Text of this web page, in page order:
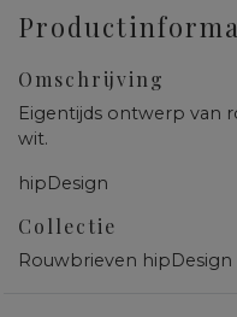
Omschrijving
Eigentijds ontwerp van
wit.
hipDesign
Collectie
Rouwbrieven hipDesign